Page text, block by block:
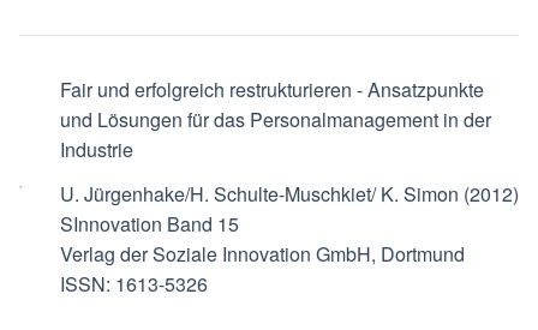
Fair und erfolgreich restrukturieren - Ansatzpunkte
und Lösungen für das Personalmanagement in der
Industrie
U. Jürgenhake/H. Schulte-Muschkiet/ K. Simon (2012)
SInnovation Band 15
Verlag der Soziale Innovation GmbH, Dortmund
ISSN: 1613-5326